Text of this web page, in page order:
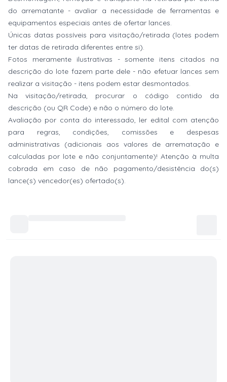
do arrematante - avaliar a necessidade de ferramentas e
equipamentos especiais antes de ofertar lances.
Únicas datas possíveis para visitação/retirada (lotes podem
ter datas de retirada diferentes entre si).
Fotos meramente ilustrativas - somente itens citados na
descrição do lote fazem parte dele - não efetuar lances sem
realizar a visitação - itens podem estar desmontados.
Na visitação/retirada, procurar o código contido da
descrição (ou QR Code) e não o número do lote.
Avaliação por conta do interessado, ler edital com atenção
para regras, condições, comissões e despesas
administrativas (adicionais aos valores de arrematação e
calculadas por lote e não conjuntamente)! Atenção à multa
cobrada em caso de não pagamento/desistência do(s)
lance(s) vencedor(es) ofertado(s).